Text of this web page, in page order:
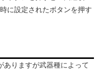
に設定されたボタンを押す
ありますが武器種によって